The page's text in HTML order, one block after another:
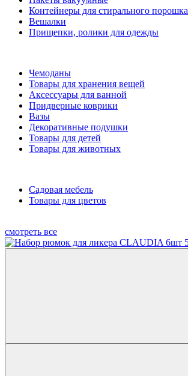
Контейнеры для стирального порошка
Вешалки
Прищепки, ролики для одежды
Чемоданы
Товары для хранения вещей
Аксессуары для ванной
Придверные коврики
Вазы
Декоративные подушки
Товары для детей
Товары для животных
Садовая мебель
Товары для цветов
смотреть все